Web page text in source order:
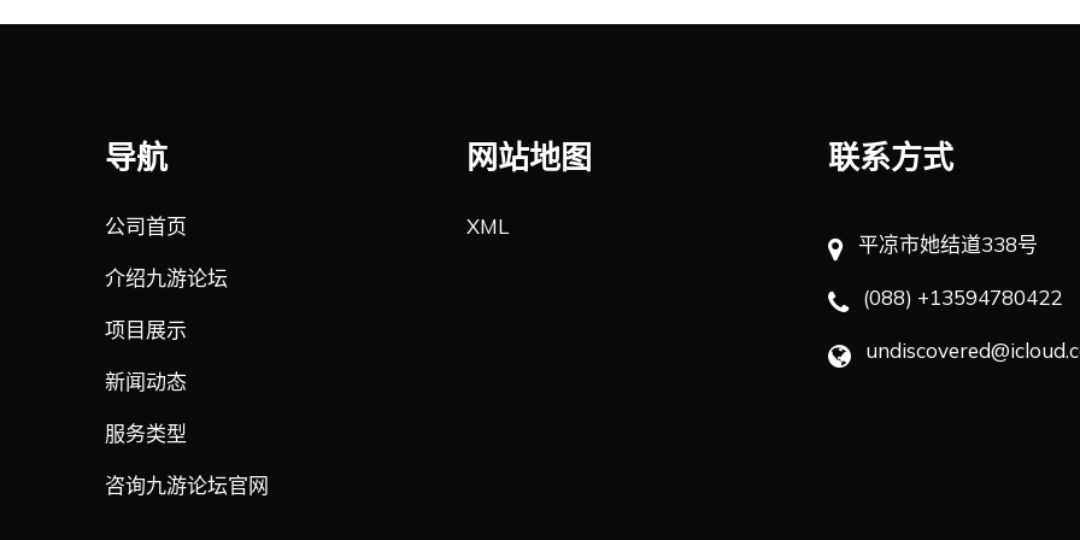
导航
公司首页
介绍九游论坛
项目展示
新闻动态
服务类型
咨询九游论坛官网
网站地图
XML
联系方式
平凉市她结道338号
(088) +13594780422